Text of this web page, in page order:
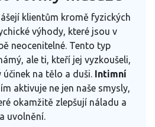
klientům kromě fyzických
výhody, které jsou v
neocenitelné. Tento typ
ale ti, kteří jej vyzkoušeli,
na tělo a duši. Intimní
aktivuje ne jen naše smysly,
okamžitě zlepšují náladu a
uvolnění.